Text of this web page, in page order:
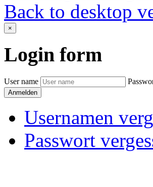
Back to desktop
×
Login form
User name
Anmelden
Usernamen
Passwort